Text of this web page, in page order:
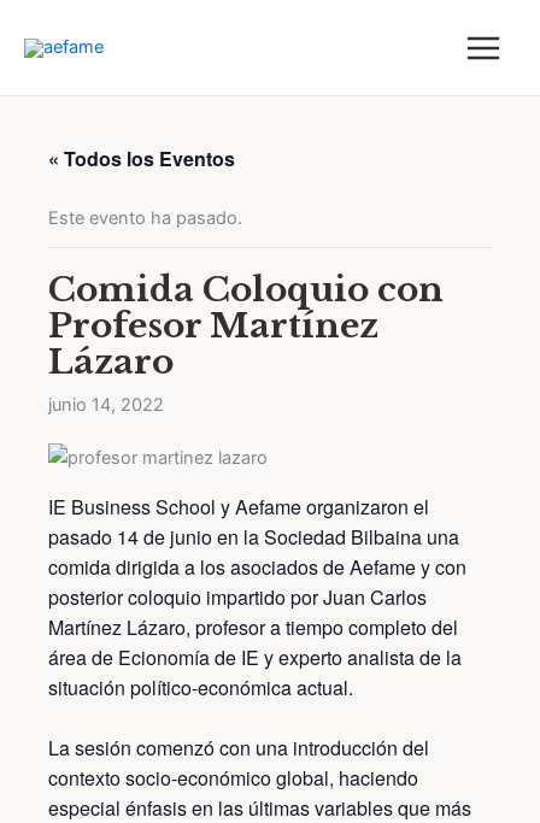
« Todos los Eventos
Este evento ha pasado.
Comida Coloquio con
Profesor Martínez
Lázaro
junio 14, 2022
IE Business School y Aefame organizaron el
pasado 14 de junio en la Sociedad Bilbaina una
comida dirigida a los asociados de Aefame y con
posterior coloquio impartido por Juan Carlos
Martínez Lázaro, profesor a tiempo completo del
área de Ecionomía de IE y experto analista de la
situación político-económica actual.
La sesión comenzó con una introducción del
contexto socio-económico global, haciendo
especial énfasis en las últimas variables que más